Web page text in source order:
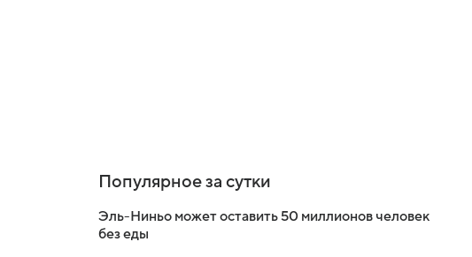
Популярное за сутки
Эль-Ниньо может оставить 50 миллионов человек
без еды